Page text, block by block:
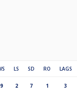
LS SD RO LAGS
9 2 7 1 3